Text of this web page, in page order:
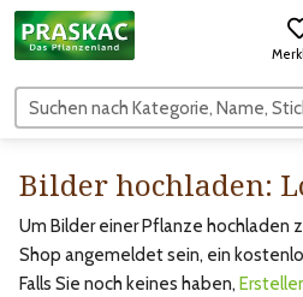
Bilder hochladen:
Um Bilder einer Pflanze hochladen
Shop angemeldet sein, ein
Falls Sie noch keines haben,